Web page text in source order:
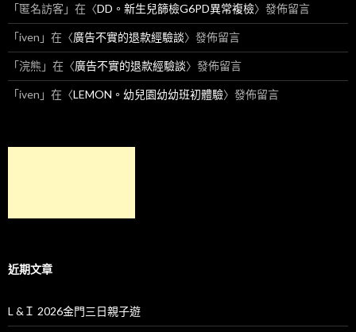
「匿名訪客」在〈DD。新生兒篩檢G6PD異常複檢〉發佈留言
「iven 」在〈廣告不實的退款經驗談〉發佈留言
「浣熊 」在〈廣告不實的退款經驗談〉發佈留言
「iven 」在〈LEMON。幼兒園幼幼班初體驗〉發佈留言
近期文章
L &Ｉ 2026金門三日親子遊